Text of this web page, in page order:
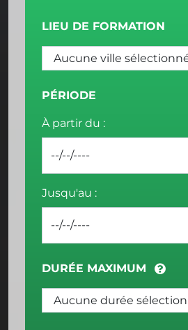
LIEU DE FORMATION
PÉRIODE
À partir du :
Jusqu'au :
DURÉE MAXIMUM